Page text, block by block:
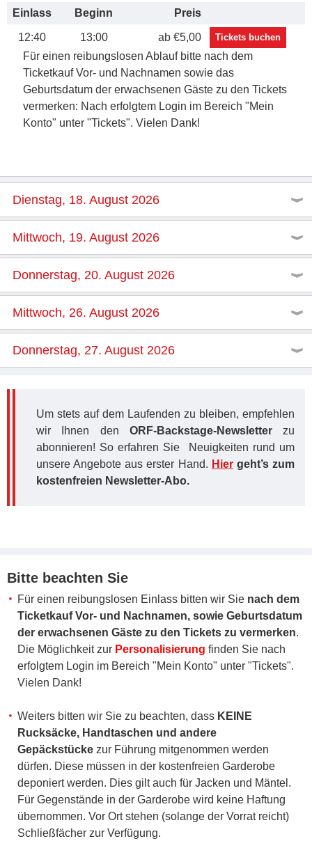
Einlass Beginn Preis
12:40 13:00 ab €5,00 Tickets buchen
Für einen reibungslosen Ablauf bitte nach dem
Ticketkauf Vor- und Nachnamen sowie das
Geburtsdatum der erwachsenen Gäste zu den Tickets
vermerken: Nach erfolgtem Login im Bereich "Mein
Konto" unter "Tickets". Vielen Dank!
Dienstag, 18. August 2026
Mittwoch, 19. August 2026
Donnerstag, 20. August 2026
Mittwoch, 26. August 2026
Donnerstag, 27. August 2026
Um stets auf dem Laufenden zu bleiben, empfehlen
wir Ihnen den ORF-Backstage-Newsletterzu
abonnieren! So erfahren Sie Neuigkeiten rund um
unsere Angebote aus erster Hand. Hiergeht’s zum
kostenfreien Newsletter-Abo.
Bitte beachten Sie
Für einen reibungslosen Einlass bitten wir Sie nach dem
Ticketkauf Vor- und Nachnamen, sowie Geburtsdatum
der erwachsenen Gäste zu den Tickets zu vermerken.
Die Möglichkeit zur Personalisierung finden Sie nach
erfolgtem Login im Bereich "Mein Konto" unter "Tickets".
Vielen Dank!
Weiters bitten wir Sie zu beachten, dass KEINE
Rucksäcke, Handtaschen und andere
Gepäckstücke zur Führung mitgenommen werden
dürfen. Diese müssen in der kostenfreien Garderobe
deponiert werden. Dies gilt auch für Jacken und Mäntel.
Für Gegenstände in der Garderobe wird keine Haftung
übernommen. Vor Ort stehen (solange der Vorrat reicht)
Schließfächer zur Verfügung.